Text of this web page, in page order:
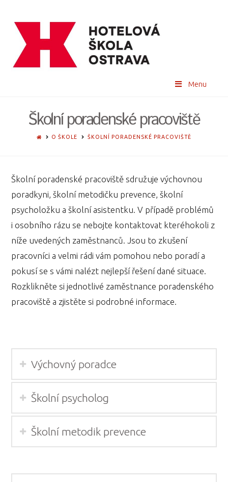
Menu
Školní poradenské pracoviště
HOMEO ŠKOLE ŠKOLNÍ PORADENSKÉ PRACOVIŠTĚ
Školní poradenské pracoviště sdružuje výchovnou
poradkyni, školní metodičku prevence, školní
psycholožku a školní asistentku. V případě problémů
i osobního rázu se nebojte kontaktovat kteréhokoli z
níže uvedených zaměstnanců. Jsou to zkušení
pracovníci a velmi rádi vám pomohou nebo poradí a
pokusí se s vámi nalézt nejlepší řešení dané situace.
Rozklikněte si jednotlivé zaměstnance poradenského
pracoviště a zjistěte si podrobné informace.
Výchovný poradce
Školní psycholog
Školní metodik prevence